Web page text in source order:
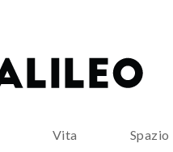
Vita Spazio